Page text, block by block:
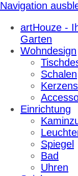
Navigation
artHouze -
Garten
Wohndesign
Schalen
Einrichtung
Spiegel
Bad
Uhren